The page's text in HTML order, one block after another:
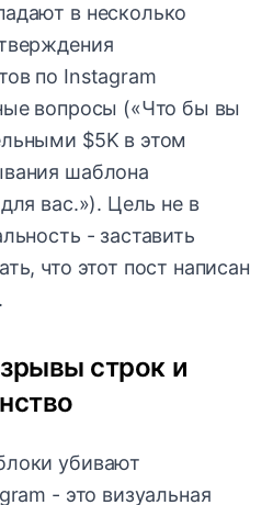
в несколько
по Instagram
вопросы («Что бы вы
$5K в этом
шаблона
вас.»). Цель не в
- заставить
что этот пост написан
строк и
убивают
- это визуальная